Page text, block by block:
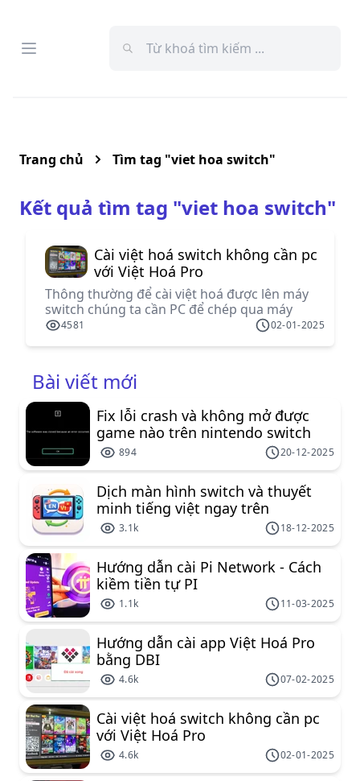
Open menu
Menu
Tìm tag "viet hoa switch"
Trang chủ
Kết quả tìm tag "viet hoa switch"
Cài việt hoá switch không cần pc
với Việt Hoá Pro
Thông thường để cài việt hoá được lên máy
switch chúng ta cần PC để chép qua máy
switch, nhưng giờ đây bạn hoàn toàn có thể
4581 02-01-2025
Bài viết mới
Fix lỗi crash và không mở được
game nào trên nintendo switch
894 20-12-2025
Dịch màn hình switch và thuyết
minh tiếng việt ngay trên
nintendo switch
3.1k 18-12-2025
Hướng dẫn cài Pi Network - Cách
kiềm tiền tự PI
1.1k 11-03-2025
Hướng dẫn cài app Việt Hoá Pro
bằng DBI
4.6k 07-02-2025
Cài việt hoá switch không cần pc
với Việt Hoá Pro
4.6k 02-01-2025